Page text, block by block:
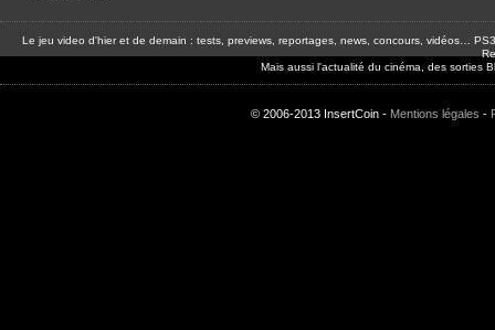
Le jeu video d'hier et de demain : tests, previews, reportages, news, concours, vidéos…
Mais aussi l'actualité du cinéma, des sorties
© 2006-2013 InsertCoin - Mentions légales -